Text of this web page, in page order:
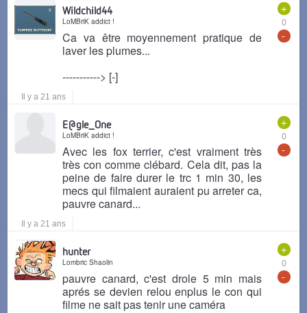
+
0
-
Wildchild44
LoMBriK addict !
Ca va être moyennement pratique de
laver les plumes...
-----------> [-]
Il y a 21 ans
+
0
-
E@gle_One
LoMBriK addict !
Avec les fox terrier, c'est vraiment très
très con comme clébard. Cela dit, pas la
peine de faire durer le trc 1 min 30, les
mecs qui filmaient auraient pu arreter ca,
pauvre canard...
Il y a 21 ans
+
0
-
hunter
Lombric Shaolin
pauvre canard, c'est drole 5 min mais
aprés se devien relou enplus le con qui
filme ne sait pas tenir une caméra